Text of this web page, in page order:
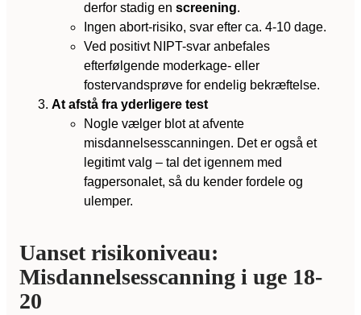
derfor stadig en screening.
Ingen abort-risiko, svar efter ca. 4-10 dage.
Ved positivt NIPT-svar anbefales
efterfølgende moderkage- eller
fostervandsprøve for endelig bekræftelse.
At afstå fra yderligere test
Nogle vælger blot at afvente
misdannelsesscanningen. Det er også et
legitimt valg – tal det igennem med
fagpersonalet, så du kender fordele og
ulemper.
Uanset risikoniveau:
Misdannelsesscanning i uge 18-
20